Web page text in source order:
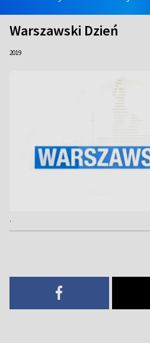
Warszawski Dzień
2019
.